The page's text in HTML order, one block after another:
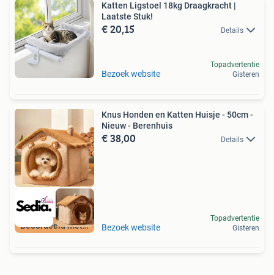
Katten Ligstoel 18kg Draagkracht |
Laatste Stuk!
€ 20,15 Details
Bezoek website
Topadvertentie
Gisteren
Beoordeeld met 9+
Knus Honden en Katten Huisje - 50cm -
Nieuw - Berenhuis
€ 38,00 Details
Bezoek website
Topadvertentie
Gisteren